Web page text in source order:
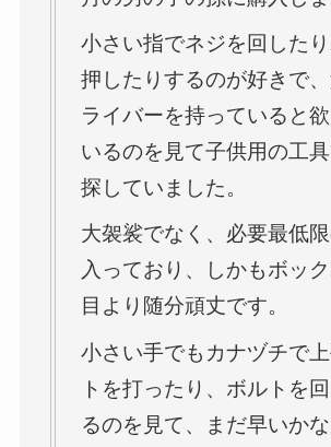
小さい指でネジを回した
押したりするのが好きで
ライバーを持っていると
いるのを見て子供用の工
探していました。
大袈裟でなく、必要最低
入っており、しかもボッ
目より随分頑丈です。
小さい手でもカナヅチで
トを打ったり、ボルトを
るのを見て、まだ早いか